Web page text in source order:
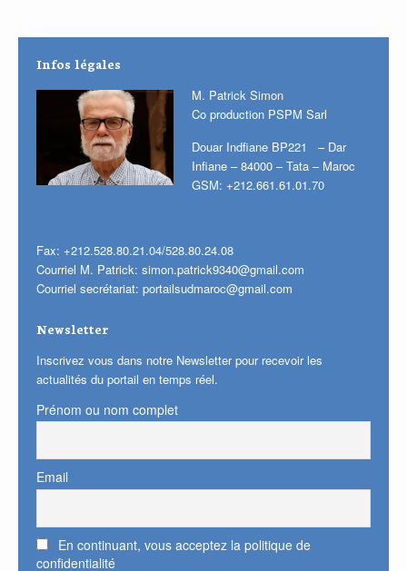
Infos légales
M. Patrick Simon
Co production PSPM Sarl
Douar Indfiane BP221 – Dar
Infiane – 84000 – Tata – Maroc
GSM: +212.661.61.01.70
Fax: +212.528.80.21.04/528.80.24.08
Courriel M. Patrick: simon.patrick9340@gmail.com
Courriel secrétariat: portailsudmaroc@gmail.com
Newsletter
Inscrivez vous dans notre Newsletter pour recevoir les
actualités du portail en temps réel.
Prénom ou nom complet
Email
En continuant, vous acceptez la politique de
confidentialité